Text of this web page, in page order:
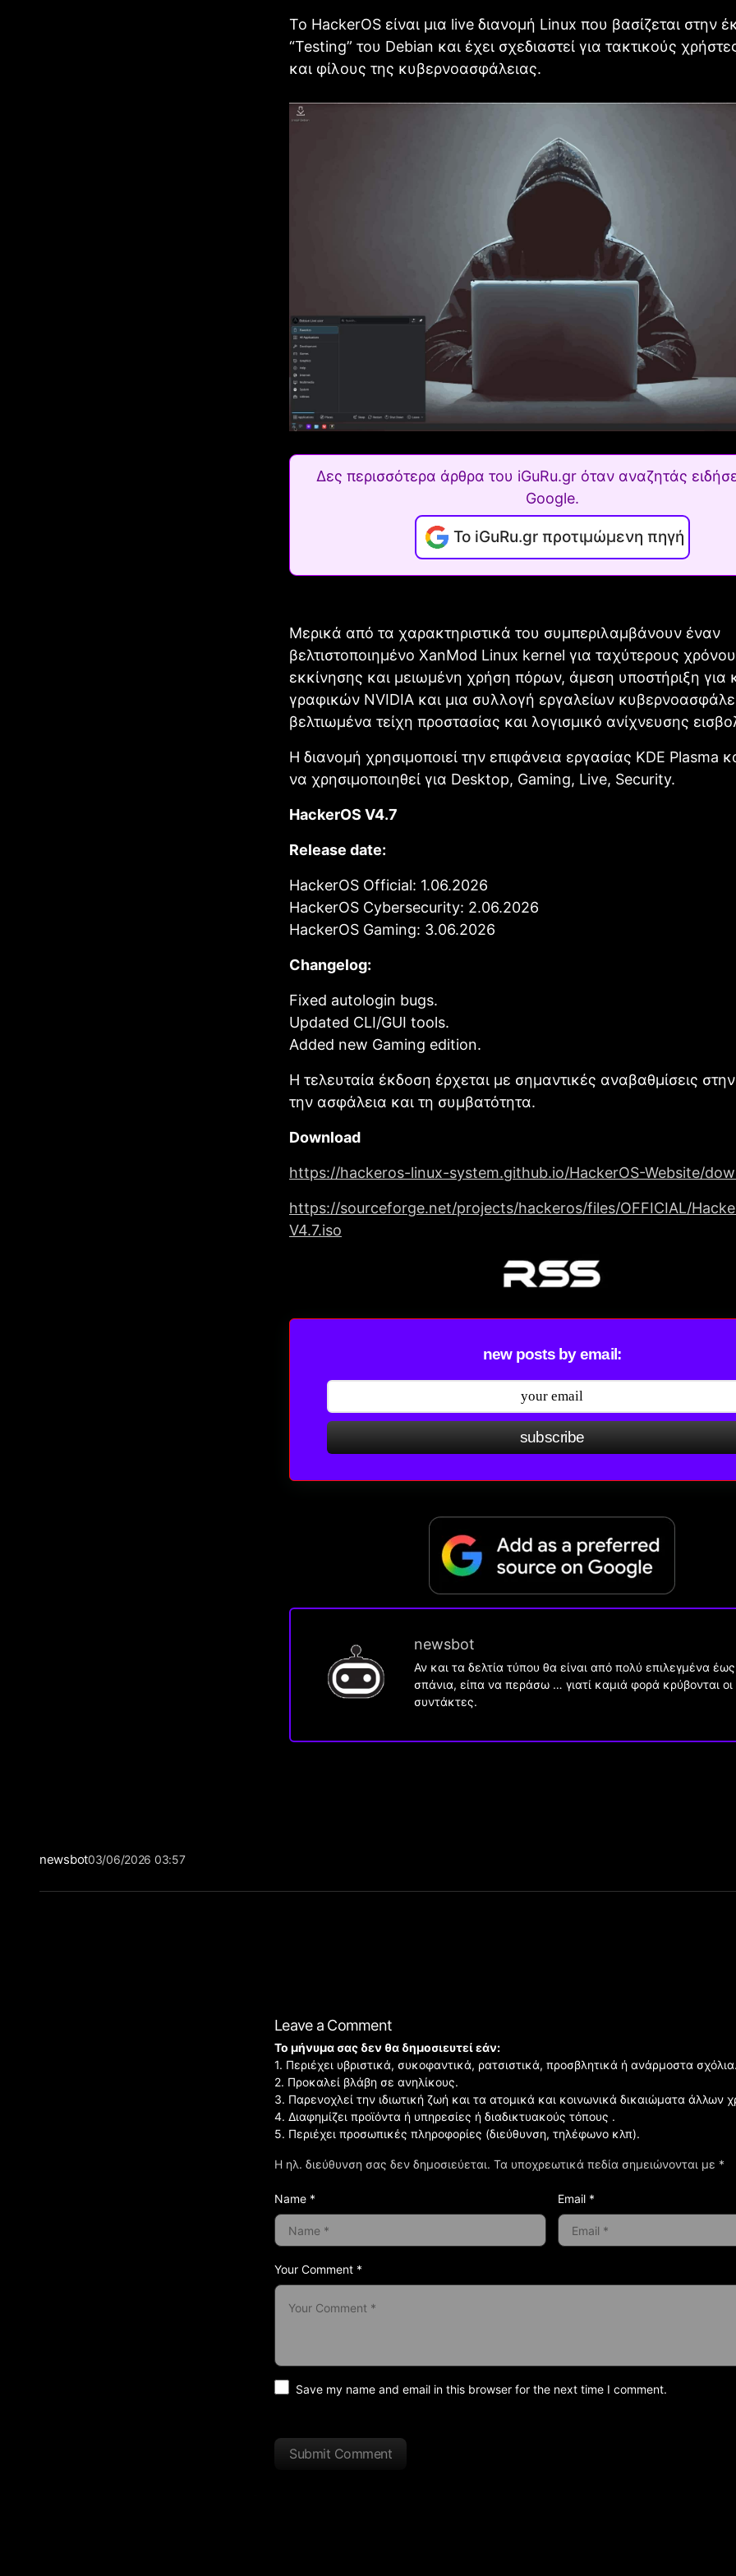
Το HackerOS είναι μια live διανομή Linux που βασίζεται στην
“Testing” του Debian και έχει σχεδιαστεί για τακτικούς
και φίλους της κυβερνοασφάλειας.
Δες περισσότερα άρθρα του iGuRu.gr όταν αναζητάς
Google.
Το iGuRu.gr προτιμώμενη πηγή
Μερικά από τα χαρακτηριστικά του συμπεριλαμβάνουν έναν
βελτιστοποιημένο XanMod Linux kernel για ταχύτερους
εκκίνησης και μειωμένη χρήση πόρων, άμεση υποστήριξη για
γραφικών NVIDIA και μια συλλογή εργαλείων
βελτιωμένα τείχη προστασίας και λογισμικό ανίχνευσης
Η διανομή χρησιμοποιεί την επιφάνεια εργασίας KDE Plasma
να χρησιμοποιηθεί για Desktop, Gaming, Live, Security.
HackerOS V4.7
Release date:
HackerOS Official: 1.06.2026
HackerOS Cybersecurity: 2.06.2026
HackerOS Gaming: 3.06.2026
Changelog:
Fixed autologin bugs.
Updated CLI/GUI tools.
Added new Gaming edition.
Η τελευταία έκδοση έρχεται με σημαντικές αναβαθμίσεις
την ασφάλεια και τη συμβατότητα.
Download
https://hackeros-linux-system.github.io/HackerOS-Website/
https://sourceforge.net/projects/hackeros/files/OFFICIAL/
V4.7.iso
new posts by email:
subscribe
newsbot
Αν και τα δελτία τύπου θα είναι από πολύ επιλεγμένα
σπάνια, είπα να περάσω … γιατί καμιά φορά κρύβονται οι
συντάκτες.
newsbot03/06/2026 03:57
Leave a Comment
Η ηλ. διεύθυνση σας δεν δημοσιεύεται. Τα υποχρεωτικά πεδία σημειώνονται με *
Your Comment *
Το μήνυμα σας δεν θα δημοσιευτεί εάν:
1. Περιέχει υβριστικά, συκοφαντικά, ρατσιστικά, προσβλητικά ή ανάρμοστα
2. Προκαλεί βλάβη σε ανηλίκους.
3. Παρενοχλεί την ιδιωτική ζωή και τα ατομικά και κοινωνικά δικαιώματα άλλων
4. Διαφημίζει προϊόντα ή υπηρεσίες ή διαδικτυακούς τόπους .
5. Περιέχει προσωπικές πληροφορίες (διεύθυνση, τηλέφωνο κλπ).
Name * Email *
Save my name and email in this browser for the next time I comment.
Submit Comment